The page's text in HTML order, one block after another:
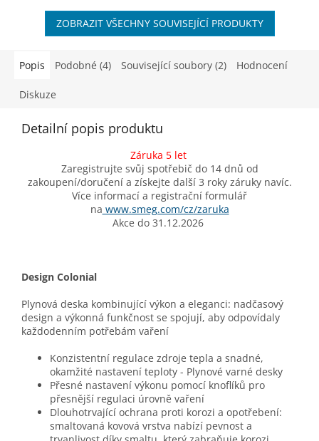
ZOBRAZIT VŠECHNY SOUVISEJÍCÍ PRODUKTY
Popis Podobné (4) Související soubory (2) Hodnocení
Diskuze
Detailní popis produktu
Záruka 5 let
Zaregistrujte svůj spotřebič do 14 dnů od
zakoupení/doručení a získejte další 3 roky záruky navíc.
Více informací a registrační formulář
na www.smeg.com/cz/zaruka
Akce do 31.12.2026
Design Colonial
Plynová deska kombinující výkon a eleganci: nadčasový
design a výkonná funkčnost se spojují, aby odpovídaly
každodenním potřebám vaření
Konzistentní regulace zdroje tepla a snadné,
okamžité nastavení teploty - Plynové varné desky
Přesné nastavení výkonu pomocí knoflíků pro
přesnější regulaci úrovně vaření
Dlouhotrvající ochrana proti korozi a opotřebení:
smaltovaná kovová vrstva nabízí pevnost a